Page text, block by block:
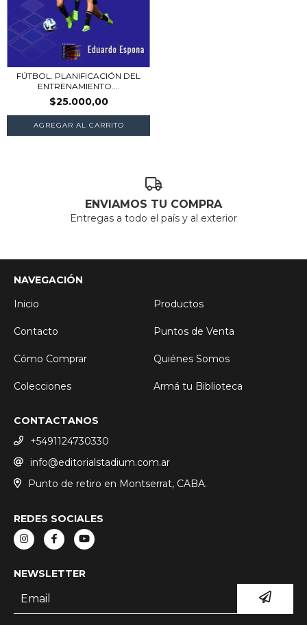
FÚTBOL. PLANIFICACIÓN DEL
ENTRENAMIENTO....
$25.000,00
ENVIAMOS TU COMPRA
Entregas a todo el país y al exterior
NAVEGACIÓN
Inicio
Productos
Contacto Puntos de Venta
Cómo Comprar Quiénes Somos
Colecciones Armá tu Biblioteca
CONTACTANOS
+5491124730330
info@editorialstadium.com.ar
Punto de retiro en Montserrat, CABA.
REDES SOCIALES
NEWSLETTER